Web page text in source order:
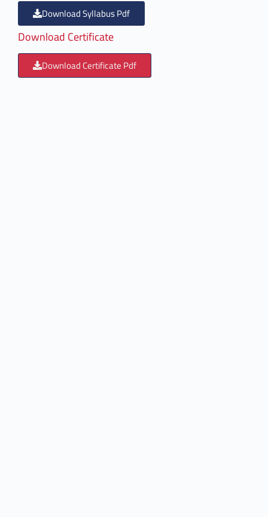
Download Syllabus Pdf
Download Certificate
Download Certificate Pdf